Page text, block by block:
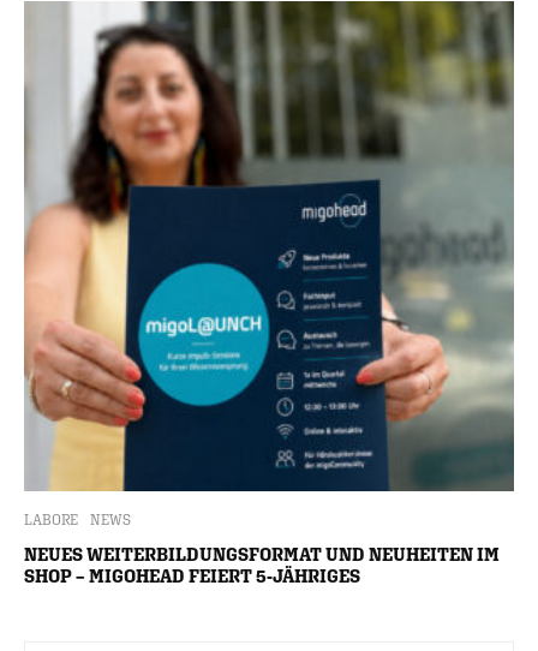
LABORE NEWS
NEUES WEITERBILDUNGSFORMAT UND NEUHEITEN IM
SHOP – MIGOHEAD FEIERT 5-JÄHRIGES